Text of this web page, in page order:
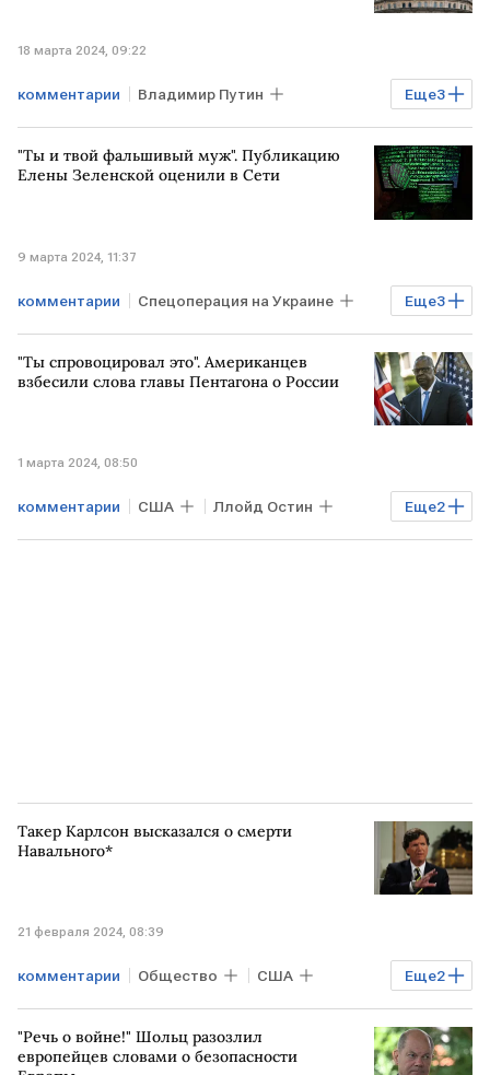
18 марта 2024, 09:22
Еще3
комментарии Владимир Путин
Выборы президента России
ВЕЛИКОБРИТАНИЯ РОССИЯ
"Ты и твой фальшивый муж". Публикацию
Елены Зеленской оценили в Сети
9 марта 2024, 11:37
Еще3
комментарии Спецоперация на Украине
соцсеть X Елена Зеленская
публикация
"Ты спровоцировал это". Американцев
взбесили слова главы Пентагона о России
1 марта 2024, 08:50
Еще2
комментарии США Ллойд Остин
РОССИЯ Политика
Такер Карлсон высказался о смерти
Навального*
21 февраля 2024, 08:39
Еще2
комментарии Общество США
Алексей Навальный Такер Карлсон
"Речь о войне!" Шольц разозлил
европейцев словами о безопасности